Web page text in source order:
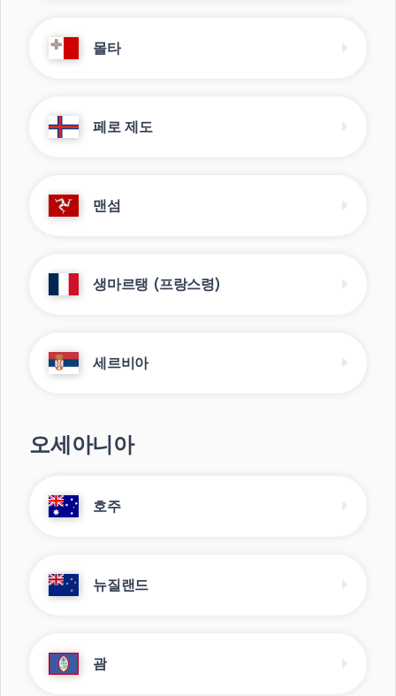
몰타
페로 제도
맨섬
생마르탱 (프랑스령)
세르비아
오세아니아
호주
뉴질랜드
괌